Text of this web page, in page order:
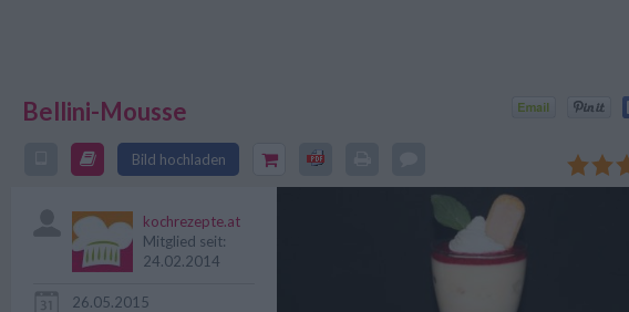
Bellini-Mousse
Bild hochladen
Rezept ist besonders bei Gästen, nach einem schönen
Dinner willkommen.
kochrezepte.at
Mitglied seit:
24.02.2014
26.05.2015